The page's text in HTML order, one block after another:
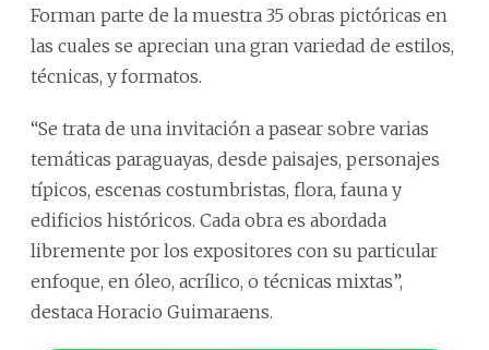
Forman parte de la muestra 35 obras pictóricas en
las cuales se aprecian una gran variedad de estilos,
técnicas, y formatos.
“Se trata de una invitación a pasear sobre varias
temáticas paraguayas, desde paisajes, personajes
típicos, escenas costumbristas, flora, fauna y
edificios históricos. Cada obra es abordada
libremente por los expositores con su particular
enfoque, en óleo, acrílico, o técnicas mixtas”,
destaca Horacio Guimaraens.